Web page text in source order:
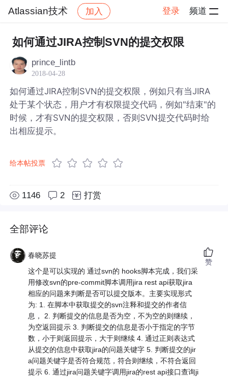
Atlassian技术 加入 登录 频道
社区 Atlassian技术 帖子详情
如何通过JIRA控制SVN的提交权限
prince_lintb
2018-04-28
如何通过JIRA控制SVN的提交权限，例如只有当JIRA
处于某个状态，用户才有权限提交代码，例如"结束"的
时候，才有SVN的提交权限，否则SVN提交代码时给
出相应提示。
给本帖投票
1146 2 打赏
全部评论
春晓苏提
这个是可以实现的 通过svn的 hooks脚本完成，我们采
用修改svn的pre-commit脚本调用jira rest api获取jira
相应的问题来判断是否可以提交版本。主要实现形式
为: 1. 在脚本中获取提交的svn注释和提交的作者信
息， 2. 判断提交的信息是否为空，不为空的则继续，
为空返回提示 3. 判断提交的信息是否小于指定的字节
数，小于则返回提示，大于则继续 4. 通过正则表达式
从提交的信息中获取jira的问题关键字 5. 判断提交的jir
a问题关键字是否符合规范，符合则继续，不符合返回
提示 6. 通过jira问题关键字调用jira的rest api接口查询ji
赞